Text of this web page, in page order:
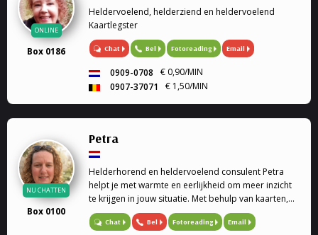
ONLINE
Box 0186
Heldervoelend, helderziend en heldervoelend
Kaartlegster
Chat Bel Fotoreading Email
0909-0708
€ 0,90/MIN
0907-37071
€ 1,50/MIN
NU CHATTEN
Box 0100
Petra
Helderhorend en heldervoelend consulent Petra
helpt je met warmte en eerlijkheid om meer inzicht
te krijgen in jouw situatie. Met behulp van kaarten,
de pendel en haar intuïtie kijkt zij samen met jou
naar de boodschappen die richting kunnen geven
Chat Bel Fotoreading Email